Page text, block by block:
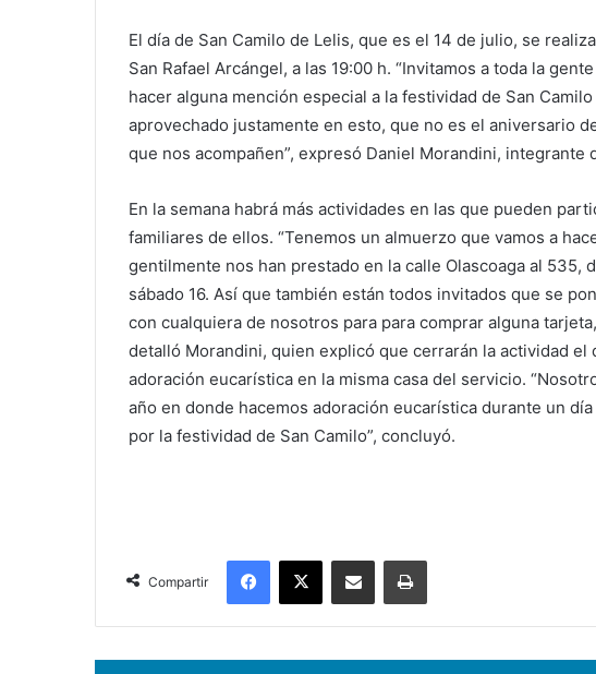
El día de San Camilo de Lelis, que es el 14 de julio, se
San Rafael Arcángel, a las 19:00 h. “Invitamos a toda la
hacer alguna mención especial a la festividad de San
aprovechado justamente en esto, que no es el aniversario
que nos acompañen”, expresó Daniel Morandini, integrante
En la semana habrá más actividades en las que pueden
familiares de ellos. “Tenemos un almuerzo que vamos a
gentilmente nos han prestado en la calle Olascoaga al 535,
sábado 16. Así que también están todos invitados que se
con cualquiera de nosotros para para comprar alguna
detalló Morandini, quien explicó que cerrarán la actividad el
adoración eucarística en la misma casa del servicio.
año en donde hacemos adoración eucarística durante un
por la festividad de San Camilo”, concluyó.
Compartir